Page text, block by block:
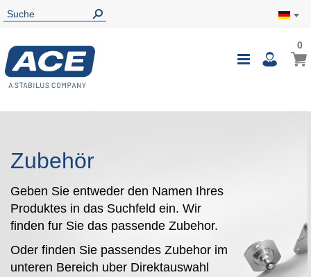
00
Zubehör
Geben Sie entweder den Namen Ihres
Produktes in das Suchfeld ein. Wir
finden fur Sie das passende Zubehor.
Oder finden Sie passendes Zubehor im
unteren Bereich uber Direktauswahl